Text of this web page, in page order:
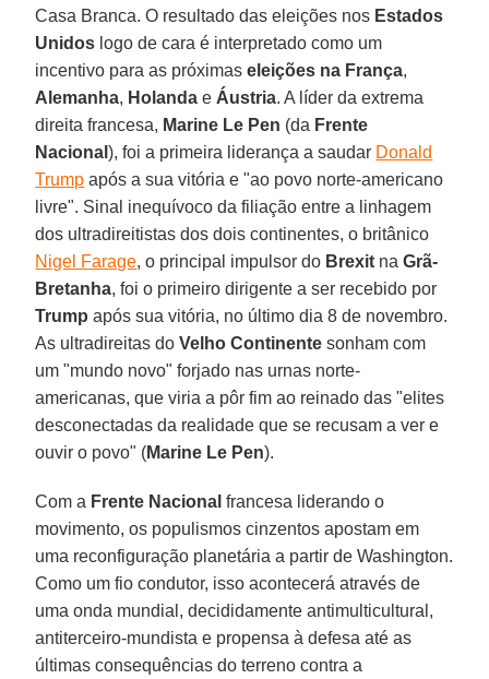
Casa Branca. O resultado das eleições nos Estados
Unidos logo de cara é interpretado como um
incentivo para as próximaseleições na França,
Alemanha, Holanda e Áustria. A líder da extrema
direita francesa, Marine Le Pen (da Frente
Nacional), foi a primeira liderança a saudar Donald
Trump após a sua vitória e "ao povo norte-americano
livre". Sinal inequívoco da filiação entre a linhagem
dos ultradireitistas dos dois continentes, o britânico
Nigel Farage, o principal impulsor do Brexit naGrã-
Bretanha, foi o primeiro dirigente a ser recebido por
Trump após sua vitória, no último dia 8 de novembro.
As ultradireitas doVelho Continente sonham com
um "mundo novo" forjado nas urnas norte-
americanas, que viria a pôr fim ao reinado das "elites
desconectadas da realidade que se recusam a ver e
ouvir o povo" (Marine Le Pen).
Com a Frente Nacional francesa liderando o
movimento, os populismos cinzentos apostam em
uma reconfiguração planetária a partir de Washington.
Como um fio condutor, isso acontecerá através de
uma onda mundial, decididamente antimulticultural,
antiterceiro-mundista e propensa à defesa até as
últimas consequências do terreno contra a